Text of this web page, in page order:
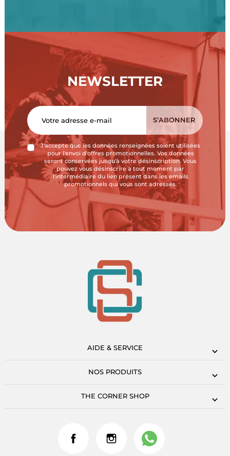
NEWSLETTER
J'accepte que les données renseignées soient utilisées
pour l'envoi d'offres promotionnelles. Vos données
seront conservées jusqu'à votre désinscription. Vous
pouvez vous désinscrire à tout moment par
l'intermédiaire du lien présent dans les emails
promotionnels qui vous sont adressés.
AIDE & SERVICE
NOS PRODUITS
THE CORNER SHOP